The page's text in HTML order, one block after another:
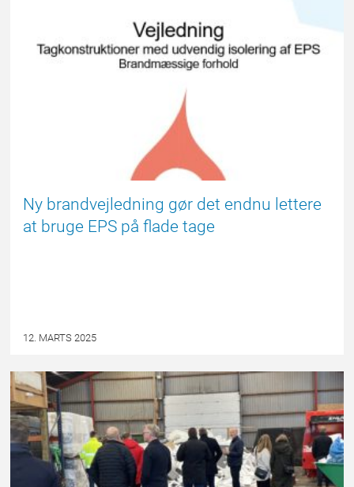
Ny brandvejledning gør det endnu lettere
at bruge EPS på flade tage
12. MARTS 2025